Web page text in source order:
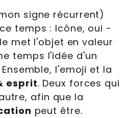
signe récurrent)
temps : Icône, oui -
met l'objet en valeur
temps l'idée d'un
l'emoji et la
esprit. Deux forces qui
afin que la
peut être.